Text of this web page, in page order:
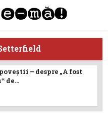
– despre „A fost
de...